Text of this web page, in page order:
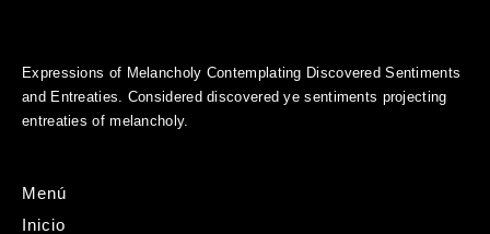
Expressions of Melancholy Contemplating Discovered Sentiments
and Entreaties. Considered discovered ye sentiments projecting
entreaties of melancholy.
Menú
Inicio